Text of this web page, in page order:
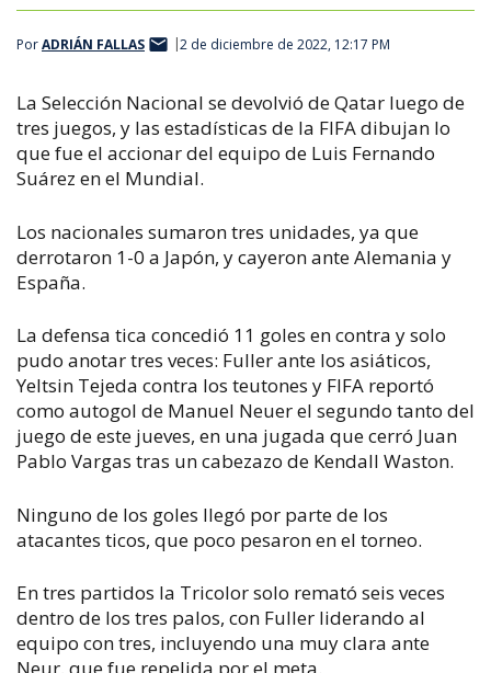
PorADRIÁN FALLAS 2 de diciembre de 2022, 12:17 PM
La Selección Nacional se devolvió de Qatar luego de
tres juegos, y las estadísticas de la FIFA dibujan lo
que fue el accionar del equipo de Luis Fernando
Suárez en el Mundial.
Los nacionales sumaron tres unidades, ya que
derrotaron 1-0 a Japón, y cayeron ante Alemania y
España.
La defensa tica concedió 11 goles en contra y solo
pudo anotar tres veces: Fuller ante los asiáticos,
Yeltsin Tejeda contra los teutones y FIFA reportó
como autogol de Manuel Neuer el segundo tanto del
juego de este jueves, en una jugada que cerró Juan
Pablo Vargas tras un cabezazo de Kendall Waston.
Ninguno de los goles llegó por parte de los
atacantes ticos, que poco pesaron en el torneo.
En tres partidos la Tricolor solo remató seis veces
dentro de los tres palos, con Fuller liderando al
equipo con tres, incluyendo una muy clara ante